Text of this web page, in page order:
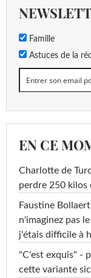
Famille
Astuces de la
EN CE
Charlotte de
perdre 250 kilos
Faustine
n'imaginez pas
j'étais difficile à
"C'est exquis" -
cette variante